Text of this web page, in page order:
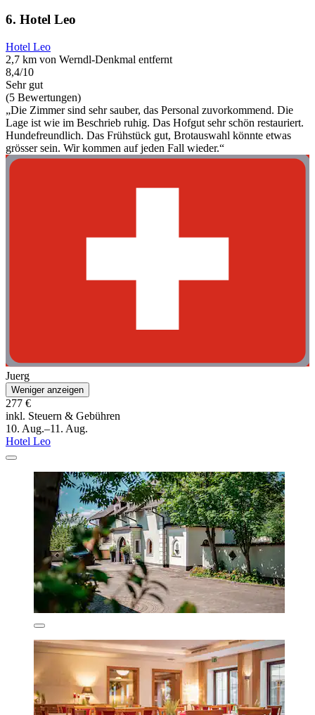
6. Hotel Leo
Hotel Leo
2,7 km von Werndl-Denkmal entfernt
8,4/10
Sehr gut
(5 Bewertungen)
„Die Zimmer sind sehr sauber, das Personal zuvorkommend. Die
Lage ist wie im Beschrieb ruhig. Das Hofgut sehr schön restauriert.
Hundefreundlich. Das Frühstück gut, Brotauswahl könnte etwas
grösser sein. Wir kommen auf jeden Fall wieder.“
Juerg
Weniger anzeigen
277 €
inkl. Steuern & Gebühren
10. Aug.–11. Aug.
Hotel Leo